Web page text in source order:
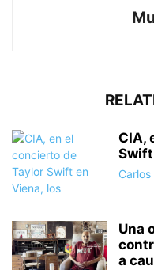
CIA,
Swift
Una
a